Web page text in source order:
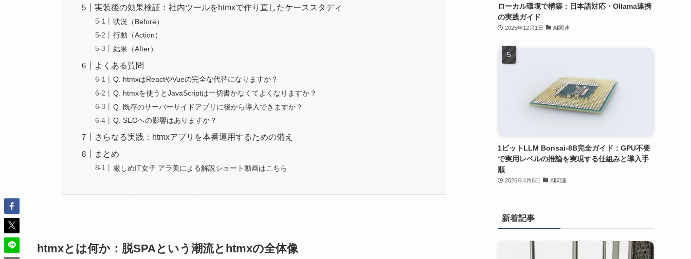
実装後の効果検証：社内ツールをhtmxで作り直したケーススタディ
状況（Before）
行動（Action）
結果（After）
よくある質問
Q. htmxはReactやVueの完全な代替になりますか？
Q. htmxを使うとJavaScriptは一切書かなくてよくなりますか？
Q. 既存のサーバーサイドアプリに後から導入できますか？
Q. SEOへの影響はありますか？
さらなる実践：htmxアプリを本番運用するための備え
まとめ
厳しめIT女子 アラ美による解説ショート動画はこちら
htmxとは何か：脱SPAという潮流とhtmxの全体像
ローカル環境で構築：日本語対応・Ollama連携
の実践ガイド
2025年12月1日 AI関連
1ビットLLM Bonsai-8B完全ガイド：GPU不要
で実用レベルの推論を実現する仕組みと導入手
順
2026年4月6日 AI関連
新着記事